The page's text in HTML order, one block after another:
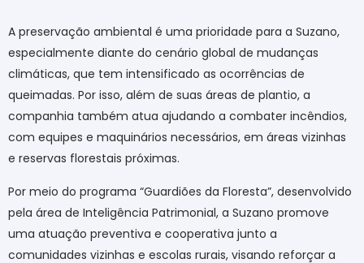
A preservação ambiental é uma prioridade para a Suzano,
especialmente diante do cenário global de mudanças
climáticas, que tem intensificado as ocorrências de
queimadas. Por isso, além de suas áreas de plantio, a
companhia também atua ajudando a combater incêndios,
com equipes e maquinários necessários, em áreas vizinhas
e reservas florestais próximas.
Por meio do programa “Guardiões da Floresta”, desenvolvido
pela área de Inteligência Patrimonial, a Suzano promove
uma atuação preventiva e cooperativa junto a
comunidades vizinhas e escolas rurais, visando reforçar a